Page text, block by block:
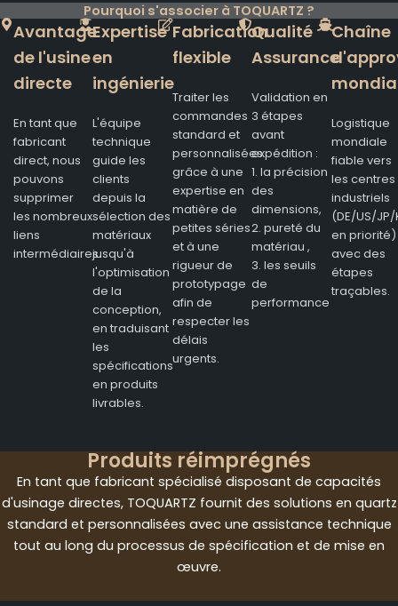
Pourquoi s'associer à TOQUARTZ ?
Avantage
de l'usine
directe
En tant que
fabricant
direct, nous
pouvons
supprimer
les nombreux
liens
intermédiaires.
Expertise
en
ingénierie
L'équipe
technique
guide les
clients
depuis la
sélection des
matériaux
jusqu'à
l'optimisation
de la
conception,
en traduisant
les
spécifications
en produits
livrables.
Fabrication
flexible
Traiter les
commandes
standard et
personnalisées
grâce à une
expertise en
matière de
petites séries
et à une
rigueur de
prototypage
afin de
respecter les
délais
urgents.
Qualité
Assurance
Validation en
3 étapes
avant
expédition :
1. la précision
des
dimensions,
2. pureté du
matériau ,
3. les seuils
de
performance
Chaîne
Logistique
mondiale
fiable vers
les centres
industriels
(DE/US/JP/
en priorité)
avec des
étapes
traçables.
Produits réimprégnés
En tant que fabricant spécialisé disposant de capacités
d'usinage directes, TOQUARTZ fournit des solutions en quartz
standard et personnalisées avec une assistance technique
tout au long du processus de spécification et de mise en
œuvre.